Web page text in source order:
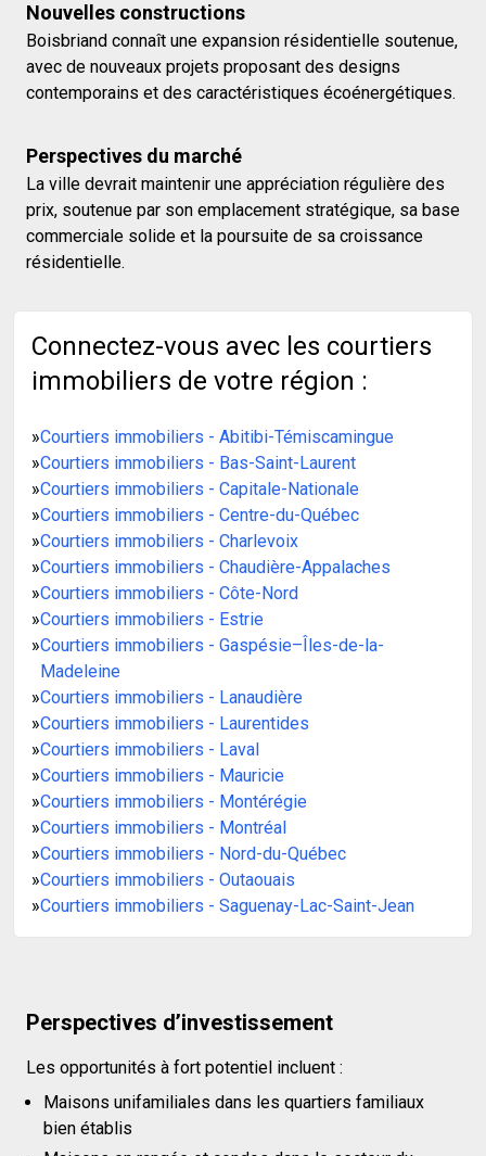
Nouvelles constructions
Boisbriand connaît une expansion résidentielle soutenue,
avec de nouveaux projets proposant des designs
contemporains et des caractéristiques écoénergétiques.
Perspectives du marché
La ville devrait maintenir une appréciation régulière des
prix, soutenue par son emplacement stratégique, sa base
commerciale solide et la poursuite de sa croissance
résidentielle.
Connectez-vous avec les courtiers
immobiliers de votre région :
»Courtiers immobiliers - Abitibi-Témiscamingue
»Courtiers immobiliers - Bas-Saint-Laurent
»Courtiers immobiliers - Capitale-Nationale
»Courtiers immobiliers - Centre-du-Québec
»Courtiers immobiliers - Charlevoix
»Courtiers immobiliers - Chaudière-Appalaches
»Courtiers immobiliers - Côte-Nord
»Courtiers immobiliers - Estrie
»Courtiers immobiliers - Gaspésie–Îles-de-la-
Madeleine
»Courtiers immobiliers - Lanaudière
»Courtiers immobiliers - Laurentides
»Courtiers immobiliers - Laval
»Courtiers immobiliers - Mauricie
»Courtiers immobiliers - Montérégie
»Courtiers immobiliers - Montréal
»Courtiers immobiliers - Nord-du-Québec
»Courtiers immobiliers - Outaouais
»Courtiers immobiliers - Saguenay-Lac-Saint-Jean
Perspectives d’investissement
Les opportunités à fort potentiel incluent :
Maisons unifamiliales dans les quartiers familiaux
bien établis